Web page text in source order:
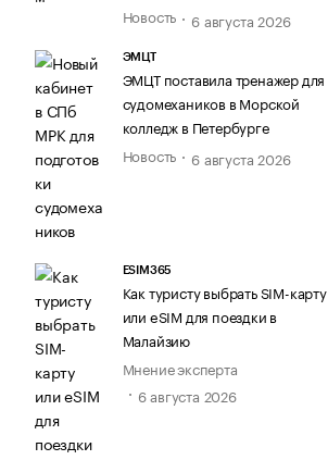
Новость
6 августа 2026
ЭМЦТ
ЭМЦТ поставила тренажер для
судомехаников в Морской
колледж в Петербурге
Новость
6 августа 2026
ESIM365
Как туристу выбрать SIM-карту
или eSIM для поездки в
Малайзию
Мнение эксперта
6 августа 2026